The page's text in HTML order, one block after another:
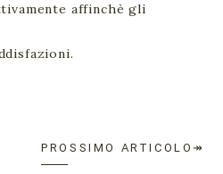
affinchè gli
PROSSIMO ARTICOLO↠